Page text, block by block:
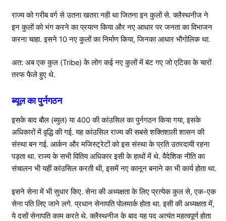
राज्य को गरीब वर्ग से उतना खतरा नही था जितना इन कुलों से. क्लैस्थनीज ने
इन कुलों को भंग करने का प्रयत्न किया और नए आधार पर जनता का विभाजन
करना चाहा. इसने 10 नए कुलों का निर्माण किया, जिनका आधार भौगोलिक था.
अत: अब एक कुल (Tribe) के लोग कई नए कुलों में बंट गए जो एटिका के चारों
तरफ फैले हुए थे.
ब्यूल का पुर्नगठन
इसके बाद बौल (ब्युल) या 400 की कांउसिल का पुर्नगठन किया गया, इसके
अधिकारों में वृद्धि की गई. यह कांउसिल राज्य की सबसे शक्तिशाली शासन की
संस्था बन गई. आर्कन और मजिस्ट्रेटों को इस संस्था के प्रति उतरदायी रहना
पड़ता था. राज्य के सभी वितिय अधिकार इसी के हाथों में थे. वैदेशिक नीति का
संचालन भी यहीं कांउसिल करती थी, इसमें नए कानून बनाने का भी कार्य होता था.
इसने सेना में भी सुधार किए. सेना की अध्यक्षता के लिए प्रत्येक कुल से, एक-एक
सेना पति लिए जाने लगे. प्रधान सेनापति पोलमार्क होता था. इसी की अध्यक्षता में,
ये दसों सेनापति काम करते थे. क्लैस्थनीज के बाद यह पद अत्यंत महत्वपूर्ण होता